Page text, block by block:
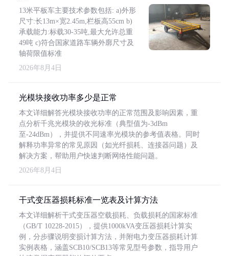
13米平板车主要技术参数包括: a)外形
尺寸:长13m×宽2.45m,栏板高55cm b)
承载能力:标载30-35吨,最大允许总重
49吨 c)符合国家道路车辆外廓尺寸及
轴荷限值标准
2026年8月4日
光模块接收功率多少是正常
本文详细解答光模块接收功率的正常范围及影响因素，重
点分析千兆光模块的收光标准（典型值为-3dBm
至-24dBm），并提供不同速率光模块的参考值表格。同时
解释功率异常的常见原因（如光纤损耗、连接器问题）及
解决方案，帮助用户快速判断网络性能问题。
2026年8月4日
干式变压器损耗标准一览表及计算方法
本文详细解析干式变压器空载损耗、负载损耗的国家标准
（GB/T 10228-2015），提供1000kVA变压器损耗计算实
例，分步骤说明变损计算方法，并附电力变压器损耗计算
实例表格，涵盖SCB10/SCB13等常见型号参数，指导用户